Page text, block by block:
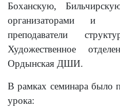
Боханскую,
организаторами и
преподаватели
Художественное
Ордынская ДШИ.
В рамках семинара было
урока: